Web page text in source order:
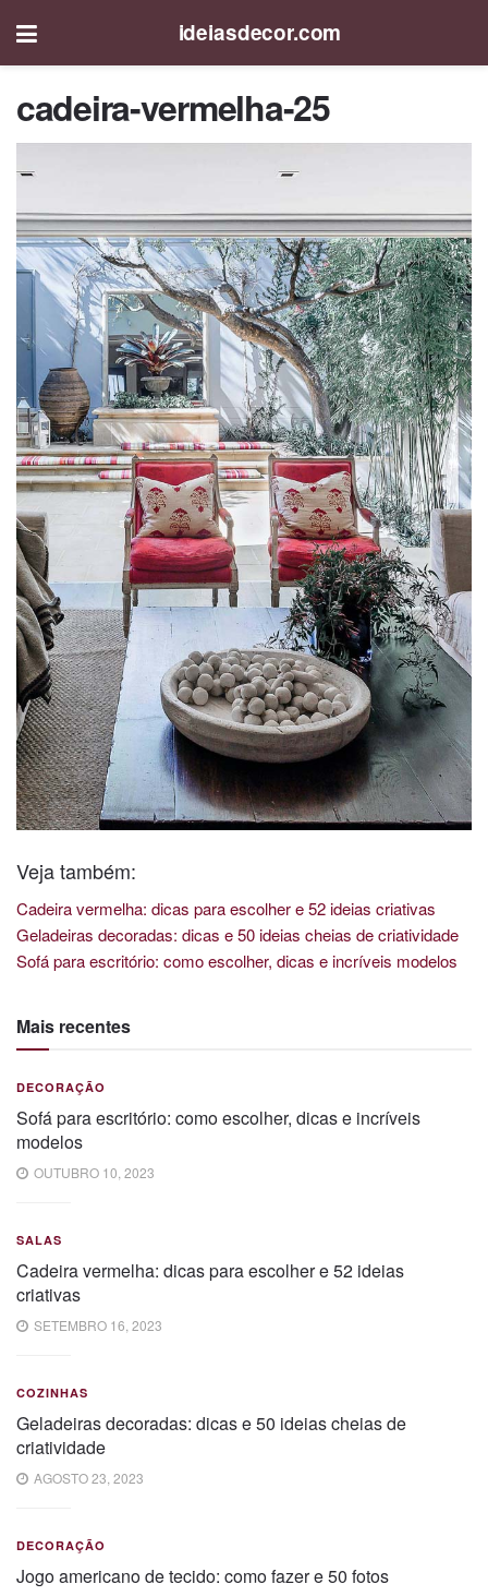
ideiasdecor.com
cadeira-vermelha-25
Veja também:
Cadeira vermelha: dicas para escolher e 52 ideias criativas
Geladeiras decoradas: dicas e 50 ideias cheias de criatividade
Sofá para escritório: como escolher, dicas e incríveis modelos
Mais recentes
DECORAÇÃO
Sofá para escritório: como escolher, dicas e incríveis
modelos
OUTUBRO 10, 2023
SALAS
Cadeira vermelha: dicas para escolher e 52 ideias
criativas
SETEMBRO 16, 2023
COZINHAS
Geladeiras decoradas: dicas e 50 ideias cheias de
criatividade
AGOSTO 23, 2023
DECORAÇÃO
Jogo americano de tecido: como fazer e 50 fotos